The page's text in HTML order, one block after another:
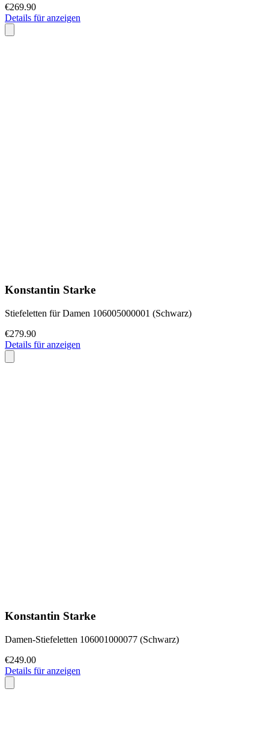
€269.90
Details für anzeigen
Konstantin Starke
Stiefeletten für Damen 106005000001 (Schwarz)
€279.90
Details für anzeigen
Konstantin Starke
Damen-Stiefeletten 106001000077 (Schwarz)
€249.00
Details für anzeigen